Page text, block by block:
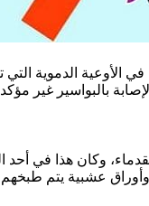
الدموية التي
بالبواسير غير
وكان هذا في أحد
عشبية يتم طبخهم